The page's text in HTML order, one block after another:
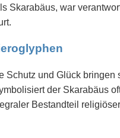
Skarabäus, war
Schutz und Glück bringen
der Skarabäus
Bestandteil